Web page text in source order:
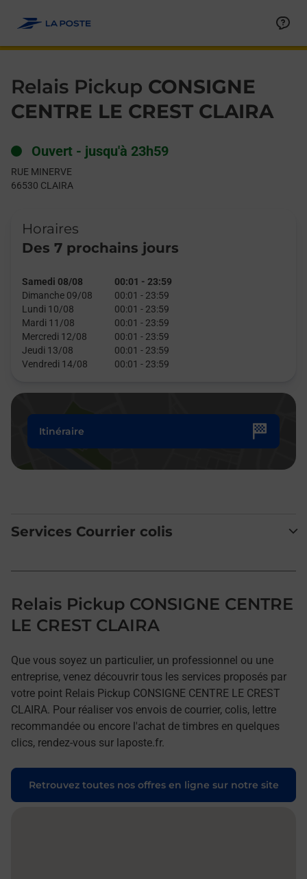
Relais Pickup CONSIGNE
CENTRE LE CREST CLAIRA
Ouvert - jusqu'à 23h59
RUE MINERVE
66530 CLAIRA
Horaires
Des 7 prochains jours
Samedi 08/08 00:01 - 23:59
Dimanche 09/08
00:01 - 23:59
Lundi 10/08
00:01 - 23:59
Mardi 11/08
00:01 - 23:59
Mercredi 12/08
00:01 - 23:59
Jeudi 13/08
00:01 - 23:59
Vendredi 14/08
00:01 - 23:59
Itinéraire
Services Courrier colis
Relais Pickup CONSIGNE CENTRE
LE CREST CLAIRA
Que vous soyez un particulier, un professionnel ou une
entreprise, venez découvrir tous les services proposés par
votre point Relais Pickup CONSIGNE CENTRE LE CREST
CLAIRA. Pour réaliser vos envois de courrier, colis, lettre
recommandée ou encore l'achat de timbres en quelques
clics, rendez-vous sur laposte.fr.
Retrouvez toutes nos offres en ligne sur notre site